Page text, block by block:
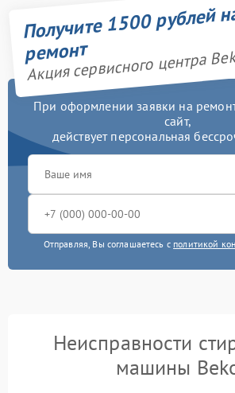
Получите 1500 рублей
ремонт
Акция сервисного центра
При оформлении заявки на
сайт,
действует персональная
Отправляя, Вы соглашаетесь с политикой
Неисправности
машины